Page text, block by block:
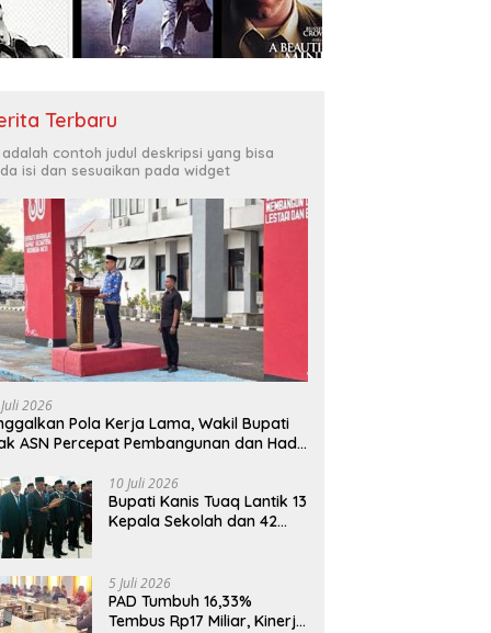
Terbaru
adalah contoh judul deskripsi yang bisa
isi dan sesuaikan pada widget
2026
Pola Kerja Lama, Wakil Bupati
ASN Percepat Pembangunan dan Hadir
10 Juli 2026
Bupati Kanis Tuaq Lantik 13
Kepala Sekolah dan 42
5 Juli 2026
PAD Tumbuh 16,33%
Tembus Rp17 Miliar, Kinerja